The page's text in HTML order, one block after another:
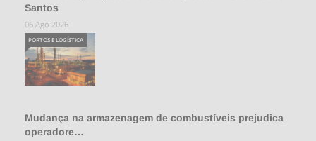
Santos
06 Ago 2026
Mudança na armazenagem de combustíveis prejudica
operadore…
PORTOS E LOGÍSTICA